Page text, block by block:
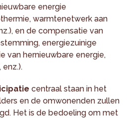
energie
warmtenetwerk aan
en de compensatie van
energiezuinige
van hernieuwbare energie,
centraal staan in het
en de omwonenden zullen
Het is de bedoeling om met